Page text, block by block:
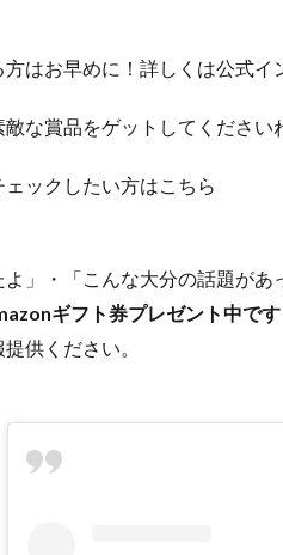
はお早めに！詳しくは公式イ
な賞品をゲットしてください
ックしたい方はこちら
」・「こんな大分の話題があ
ギフト券プレゼント中です
供ください。